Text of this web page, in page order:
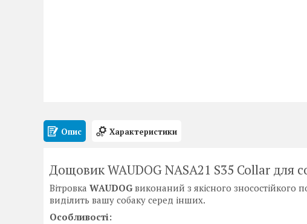
Опис Характеристики
Дощовик WAUDOG NASA21 S35 Collar для
Вітровка WAUDOG виконаний з якісного зносостійкого
виділить вашу собаку серед інших.
Особливості: